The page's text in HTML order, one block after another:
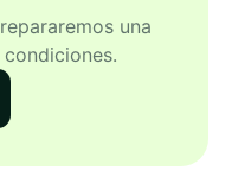
una